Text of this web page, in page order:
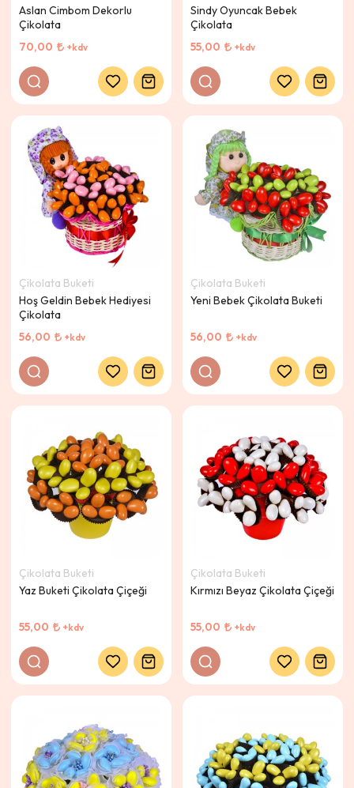
Aslan Cimbom Dekorlu
Çikolata
70,00
+kdv
Sindy Oyuncak Bebek
Çikolata
55,00
+kdv
Çikolata Buketi
Hoş Geldin Bebek Hediyesi
Çikolata
56,00
+kdv
Çikolata Buketi
Yeni Bebek Çikolata Buketi
56,00 +kdv
Çikolata Buketi
Yaz Buketi Çikolata Çiçeği
55,00 +kdv
Çikolata Buketi
Kırmızı Beyaz Çikolata Çiçeği
55,00 +kdv